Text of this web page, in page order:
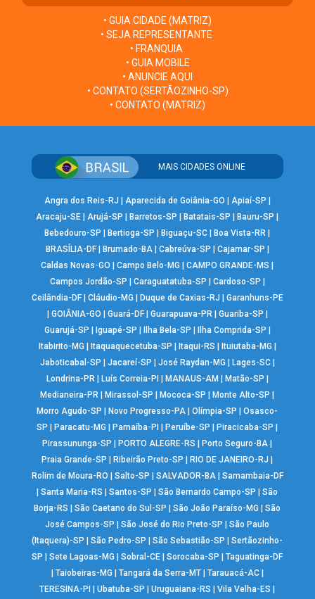
• GUIA CIDADE (MATRIZ)
• SEJA REPRESENTANTE
• FRANQUIA
• GUIA MOBILE
• ANUNCIE AQUI
• CONTATO (SERTÃOZINHO-SP)
• CONTATO (MATRIZ)
MAIS CIDADES ONLINE
Angra dos Reis-RJ Aparecida de Goiânia-GO Apiaí-SP
Aracaju-SE |Arujá-SP Barretos-SP Batatais-SP Bauru-SP
Bebedouro-SP
Bertioga-SP Biguaçu-SC Boa Vista-RR
BRASÍLIA-DF| Brumado-BA| Cabreúva-SP Cajamar-SP
Caldas Novas-GO
|Campo Belo-MG |CAMPO GRANDE-MS
Campos Jordão-SP
Caraguatatuba-SP Cardoso-SP
Ceilândia-DF| Cláudio-MG Duque de Caxias-RJ
Garanhuns-PE
GOIÂNIA-GO Guará-DF| Guarapuava-PR| Guariba-SP
Guarujá-SP
Iguapé-SP Ilha Bela-SP Ilha Comprida-SP
Itabirito-MG
Itaquaquecetuba-SP Itaqui-RS Ituiutaba-MG
Jaboticabal-SP
Jacareí-SP José Raydan-MG Lages-SC|
Londrina-PR| Luís Correia-PI MANAUS-AM Matão-SP
Medianeira-PR
Mirassol-SP Mococa-SP Monte Alto-SP
Morro Agudo-SP
Novo Progresso-PA |Olímpia-SP |Osasco-
SP
Paracatu-MG Parnaíba-PI Peruíbe-SP Piracicaba-SP
Pirassununga-SP
PORTO ALEGRE-RS Porto Seguro-BA
Praia Grande-SP
Ribeirão Preto-SP RIO DE JANEIRO-RJ
Rolim de Moura-RO
Salto-SP SALVADOR-BA| Samambaia-DF
|Santa Maria-RS |Santos-SP |São Bernardo Campo-SP |São
Borja-RS
|São Caetano do Sul-SP |São João Paraíso-MG |São
José Campos-SP
|São José do Rio Preto-SP |São Paulo
(Itaquera)-SP
|São Pedro-SP |São Sebastião-SP |Sertãozinho-
SP
|Sete Lagoas-MG |Sobral-CE |Sorocaba-SP |Taguatinga-DF
Taiobeiras-MG Tangará da Serra-MT| Tarauacá-AC|
TERESINA-PI
|Ubatuba-SP |Uruguaiana-RS |Vila Velha-ES